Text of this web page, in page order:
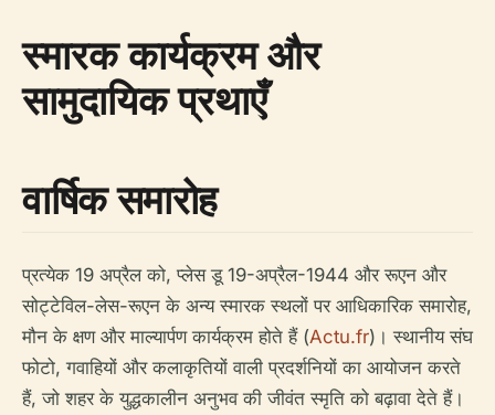
स्मारक कार्यक्रम और
सामुदायिक प्रथाएँ
वार्षिक समारोह
प्रत्येक 19 अप्रैल को, प्लेस डू 19-अप्रैल-1944 और रूएन और
सोट्टेविल-लेस-रूएन के अन्य स्मारक स्थलों पर आधिकारिक समारोह,
मौन के क्षण और माल्यार्पण कार्यक्रम होते हैं (Actu.fr)। स्थानीय संघ
फोटो, गवाहियों और कलाकृतियों वाली प्रदर्शनियों का आयोजन करते
हैं, जो शहर के युद्धकालीन अनुभव की जीवंत स्मृति को बढ़ावा देते हैं।